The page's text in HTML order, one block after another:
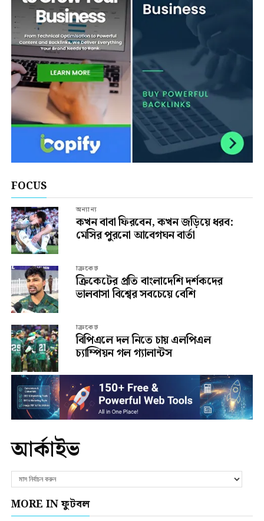
FOCUS
অন্যান্য
কখন বাবা ফিরবেন, কখন জড়িয়ে ধরব:
মেসির পুরনো আবেগঘন বার্তা
ক্রিকেট
ক্রিকেটের প্রতি বাংলাদেশি দর্শকদের
ভালবাসা বিশ্বের সবচেয়ে বেশি
ক্রিকেট
বিপিএলে দল নিতে চায় এলপিএল
চ্যাম্পিয়ন গল গ্যালান্টস
আর্কাইভ
MORE IN ফুটবল